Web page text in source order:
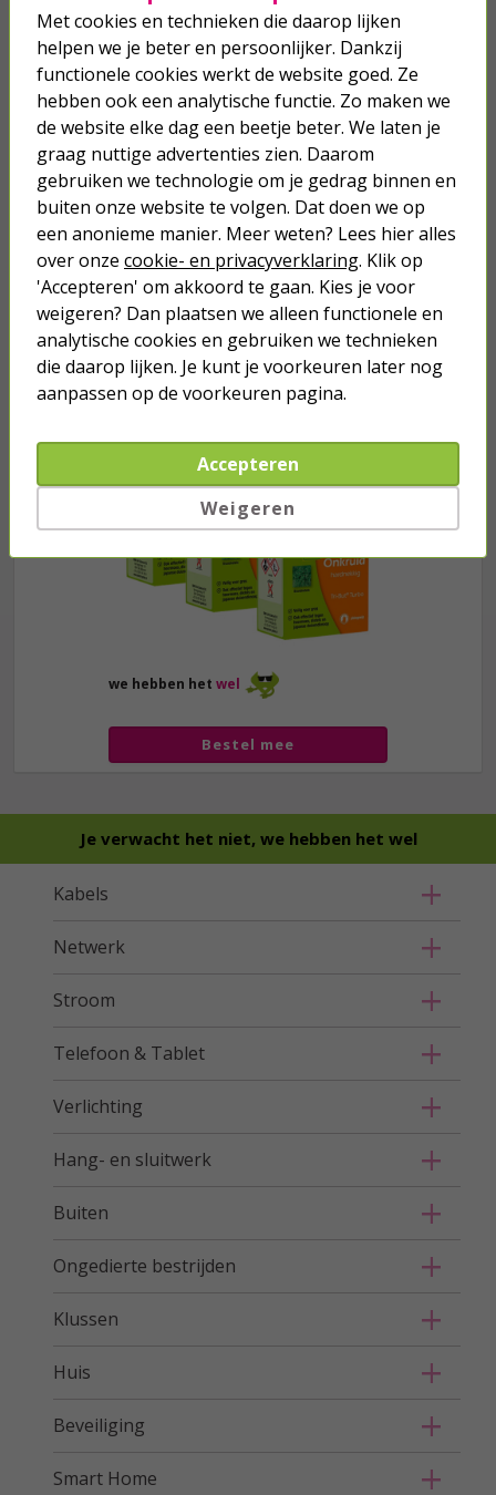
Je verwacht het niet
Turbo onkruidverdelger (Concentraat,
3x 100ml) | Ook voor je gazon!
we hebben het wel
Bestel mee
verschillende varianten, waardoor je altijd een druppelaar kunt
kiezen die bij jou past. Wil jij ook dat jouw tuinplanten
automatisch water krijgen, dan kun je kiezen voor eenslim
bewateringssysteem.
Bestel jouw waterdruppelsysteem bij Kabelshop.nl
Wil jij je geen zorgen meer maken over het bewateren van je
planten? Bestel dan snel een waterdruppelaar bij Kabelshop.nl.
Hierbij geldt dat een bestelling op een werkdag voor 23:59 de
volgende dag al bij jou op de mat ligt. Heb je nog vragen, dan
kun je terecht bij onze klantenservice.
Je verwacht het niet, we hebben het wel
Kabels
Netwerk
Stroom
Telefoon & Tablet
Verlichting
Hang- en sluitwerk
Buiten
Ongedierte bestrijden
Klussen
Huis
Beveiliging
Smart Home
Met cookies en technieken die daarop lijken
helpen we je beter en persoonlijker. Dankzij
functionele cookies werkt de website goed. Ze
hebben ook een analytische functie. Zo maken we
de website elke dag een beetje beter. We laten je
graag nuttige advertenties zien. Daarom
gebruiken we technologie om je gedrag binnen en
buiten onze website te volgen. Dat doen we op
een anonieme manier. Meer weten? Lees hier alles
over onze cookie- en privacyverklaring. Klik op
'Accepteren' om akkoord te gaan. Kies je voor
weigeren? Dan plaatsen we alleen functionele en
analytische cookies en gebruiken we technieken
die daarop lijken. Je kunt je voorkeuren later nog
aanpassen op de voorkeuren pagina.
Accepteren
Weigeren